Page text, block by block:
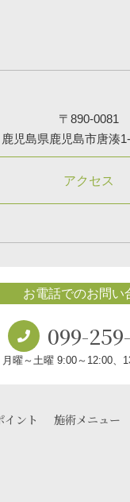
〒890-0081
鹿児島県鹿児島市唐湊
アクセス
お電話でのお問い
099-
月曜～土曜 9:00～12:00、
イント 施術メニュー